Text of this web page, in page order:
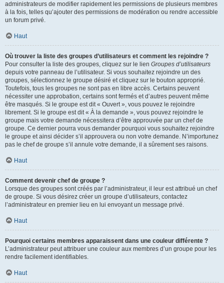
administrateurs de modifier rapidement les permissions de plusieurs membres
à la fois, telles qu’ajouter des permissions de modération ou rendre accessible
un forum privé.
Haut
Où trouver la liste des groupes d’utilisateurs et comment les rejoindre ?
Pour consulter la liste des groupes, cliquez sur le lien Groupes d’utilisateurs
depuis votre panneau de l’utilisateur. Si vous souhaitez rejoindre un des
groupes, sélectionnez le groupe désiré et cliquez sur le bouton approprié.
Toutefois, tous les groupes ne sont pas en libre accès. Certains peuvent
nécessiter une approbation, certains sont fermés et d’autres peuvent même
être masqués. Si le groupe est dit « Ouvert », vous pouvez le rejoindre
librement. Si le groupe est dit « À la demande », vous pouvez rejoindre le
groupe mais votre demande nécessitera d’être approuvée par un chef de
groupe. Ce dernier pourra vous demander pourquoi vous souhaitez rejoindre
le groupe et ainsi décider s’il approuvera ou non votre demande. N’importunez
pas le chef de groupe s’il annule votre demande, il a sûrement ses raisons.
Haut
Comment devenir chef de groupe ?
Lorsque des groupes sont créés par l’administrateur, il leur est attribué un chef
de groupe. Si vous désirez créer un groupe d’utilisateurs, contactez
l’administrateur en premier lieu en lui envoyant un message privé.
Haut
Pourquoi certains membres apparaissent dans une couleur différente ?
L’administrateur peut attribuer une couleur aux membres d’un groupe pour les
rendre facilement identifiables.
Haut